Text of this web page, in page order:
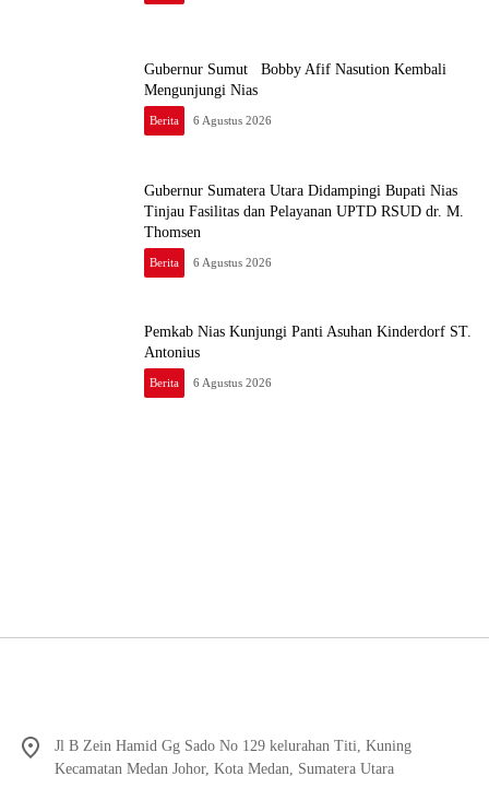
Gubernur Sumut Bobby Afif Nasution Kembali
Mengunjungi Nias
Berita 6 Agustus 2026
Gubernur Sumatera Utara Didampingi Bupati Nias
Tinjau Fasilitas dan Pelayanan UPTD RSUD dr. M.
Thomsen
Berita 6 Agustus 2026
Pemkab Nias Kunjungi Panti Asuhan Kinderdorf ST.
Antonius
Berita 6 Agustus 2026
Jl B Zein Hamid Gg Sado No 129 kelurahan Titi, Kuning
Kecamatan Medan Johor, Kota Medan, Sumatera Utara